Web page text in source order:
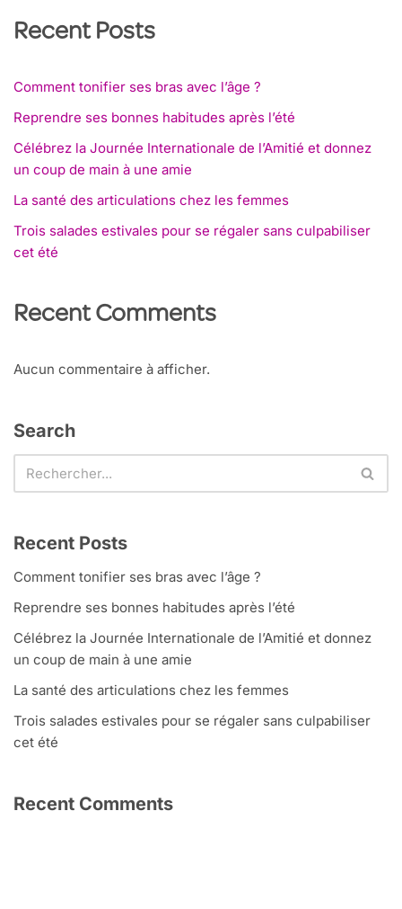
Recent Posts
Comment tonifier ses bras avec l’âge ?
Reprendre ses bonnes habitudes après l’été
Célébrez la Journée Internationale de l’Amitié et donnez
un coup de main à une amie
La santé des articulations chez les femmes
Trois salades estivales pour se régaler sans culpabiliser
cet été
Recent Comments
Aucun commentaire à afficher.
Search
Recent Posts
Comment tonifier ses bras avec l’âge ?
Reprendre ses bonnes habitudes après l’été
Célébrez la Journée Internationale de l’Amitié et donnez
un coup de main à une amie
La santé des articulations chez les femmes
Trois salades estivales pour se régaler sans culpabiliser
cet été
Recent Comments